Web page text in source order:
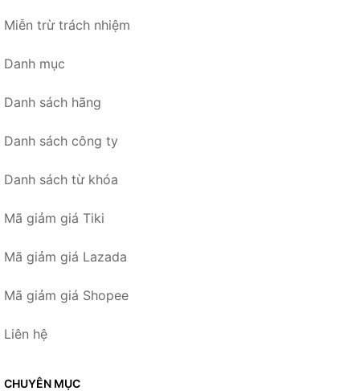
Miễn trừ trách nhiệm
Danh mục
Danh sách hãng
Danh sách công ty
Danh sách từ khóa
Mã giảm giá Tiki
Mã giảm giá Lazada
Mã giảm giá Shopee
Liên hệ
CHUYÊN MỤC